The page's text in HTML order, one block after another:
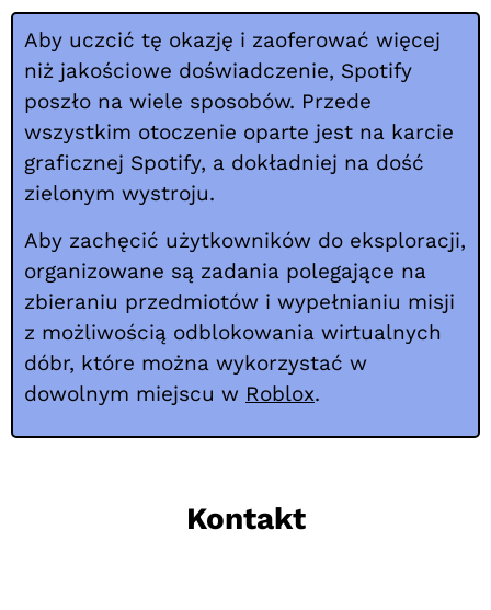
Aby uczcić tę okazję i zaoferować więcej
niż jakościowe doświadczenie, Spotify
poszło na wiele sposobów. Przede
wszystkim otoczenie oparte jest na karcie
graficznej Spotify, a dokładniej na dość
zielonym wystroju.
Aby zachęcić użytkowników do eksploracji,
organizowane są zadania polegające na
zbieraniu przedmiotów i wypełnianiu misji
z możliwością odblokowania wirtualnych
dóbr, które można wykorzystać w
dowolnym miejscu w Roblox.
Kontakt